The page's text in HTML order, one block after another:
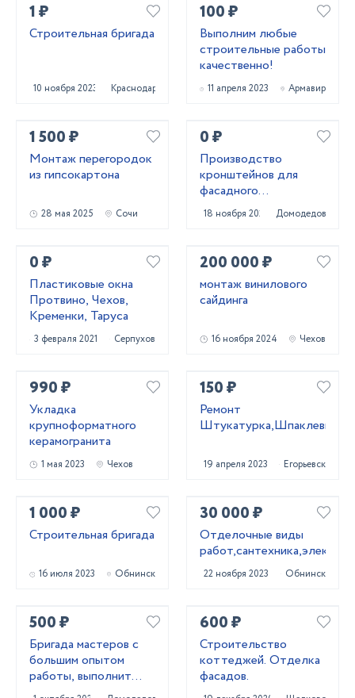
1 ₽
Строительная бригада
10 ноября 2023 Краснодар
100 ₽
Выполним любые
строительные работы
качественно!
11 апреля 2023 Армавир
1 500 ₽
Монтаж перегородок
из гипсокартона
28 мая 2025 Сочи
0 ₽
Производство
кронштейнов для
фасадного
остекления и стоечно
ригельных систем!
18 ноября 2021 Домодедово
0 ₽
Пластиковые окна
Протвино, Чехов,
Кременки, Таруса
3 февраля 2021 Серпухов
200 000 ₽
монтаж винилового
сайдинга
16 ноября 2024 Чехов
990 ₽
Укладка
крупноформатного
керамогранита
1 мая 2023 Чехов
150 ₽
Ремонт
19 апреля 2023 Егорьевск
1 000 ₽
Строительная бригада
16 июля 2023 Обнинск
30 000 ₽
Отделочные виды
22 ноября 2023 Обнинск
500 ₽
Бригада мастеров с
большим опытом
работы, выполнит
качественный ремонт
600 ₽
Строительство
коттеджей. Отделка
фасадов.